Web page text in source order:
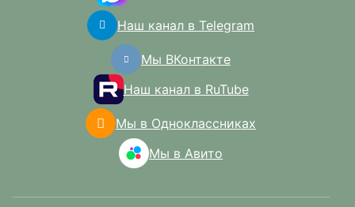
Наш канал в Telegram
Мы ВКонтакте
Наш канал в RuTube
Мы в Одноклассниках
Мы в Авито